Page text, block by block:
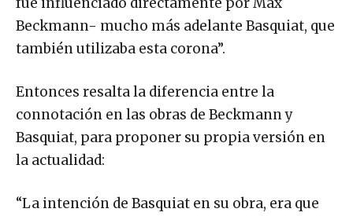
Beckmann- mucho más adelante Basquiat, que
también utilizaba esta corona”.
Entonces resalta la diferencia entre la
connotación en las obras de Beckmann y
Basquiat, para proponer su propia versión en
la actualidad:
“La intención de Basquiat en su obra, era que